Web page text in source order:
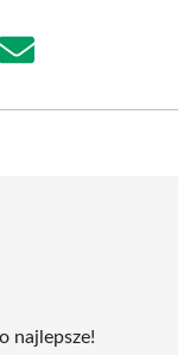
Share
najlepsze!